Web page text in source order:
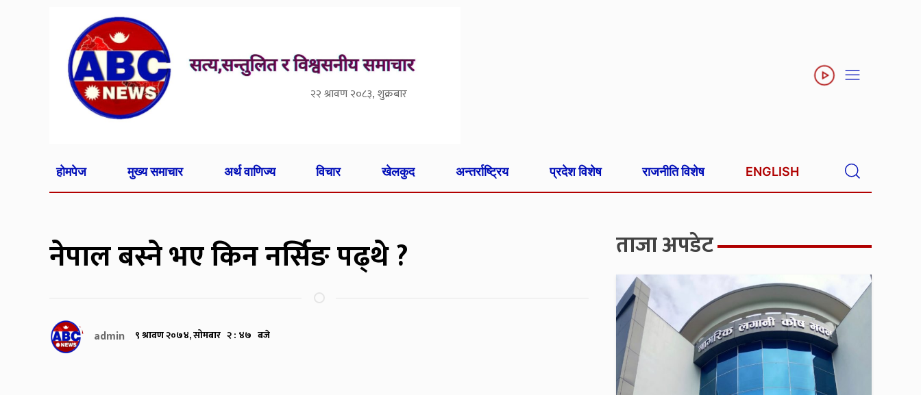
२२ श्रावण २०८३, शुक्रबार
होमपेज मुख्य समाचार अर्थ वाणिज्य विचार खेलकुद अन्तर्राष्ट्रिय प्रदेश विशेष राजनीति विशेष ENGLISH
नेपाल बस्ने भए किन नर्सिङ पढ्थे ?
admin ९ श्रावण २०७४, सोमबार २ : ४७ बजे
ताजा अपडेट